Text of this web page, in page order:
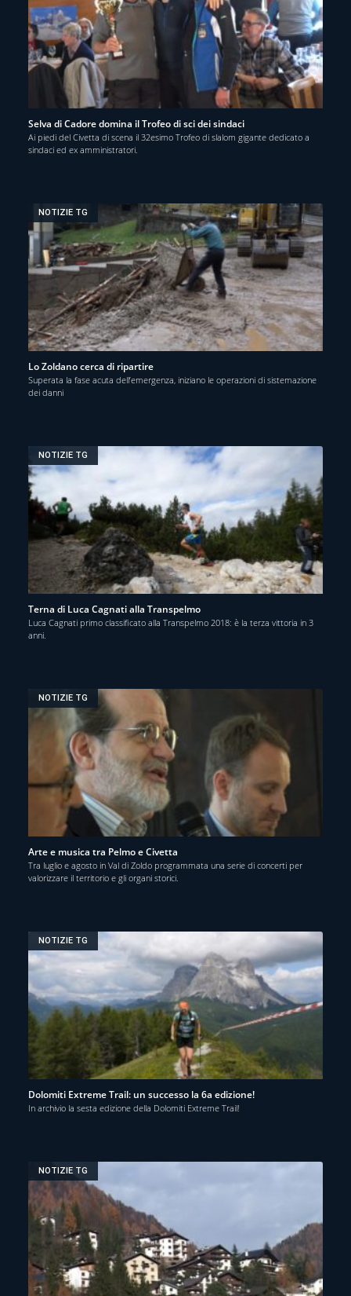
Selva di Cadore domina il Trofeo di sci dei sindaci
Ai piedi del Civetta di scena il 32esimo Trofeo di slalom gigante dedicato a
sindaci ed ex amministratori.
NOTIZIE TG
Lo Zoldano cerca di ripartire
Superata la fase acuta dell’emergenza, iniziano le operazioni di sistemazione
dei danni
NOTIZIE TG
Terna di Luca Cagnati alla Transpelmo
Luca Cagnati primo classificato alla Transpelmo 2018: è la terza vittoria in 3
anni.
NOTIZIE TG
Arte e musica tra Pelmo e Civetta
Tra luglio e agosto in Val di Zoldo programmata una serie di concerti per
valorizzare il territorio e gli organi storici.
NOTIZIE TG
Dolomiti Extreme Trail: un successo la 6a edizione!
In archivio la sesta edizione della Dolomiti Extreme Trail!
NOTIZIE TG